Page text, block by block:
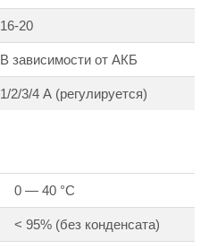
16-20
В зависимости от АКБ
1/2/3/4 А (регулируется)
0 — 40 °С
< 95% (без конденсата)